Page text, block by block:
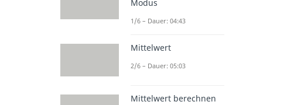
Modus
1/6 – Dauer: 04:43
Mittelwert
2/6 – Dauer: 05:03
Mittelwert berechnen